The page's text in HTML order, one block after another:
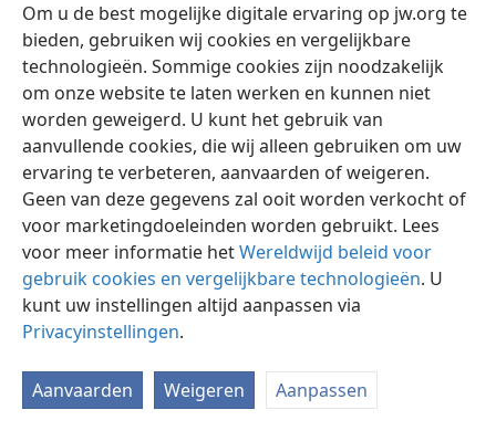
Om u de best mogelijke digitale ervaring op jw.org te
bieden, gebruiken wij cookies en vergelijkbare
technologieën. Sommige cookies zijn noodzakelijk
om onze website te laten werken en kunnen niet
worden geweigerd. U kunt het gebruik van
aanvullende cookies, die wij alleen gebruiken om uw
ervaring te verbeteren, aanvaarden of weigeren.
Geen van deze gegevens zal ooit worden verkocht of
voor marketingdoeleinden worden gebruikt. Lees
voor meer informatie hetWereldwijd beleid voor
gebruik cookies en vergelijkbare technologieën. U
kunt uw instellingen altijd aanpassen via
Privacyinstellingen.
Aanvaarden Weigeren Aanpassen
Nederlands Instellingen
Copyright © 2026 Watch Tower Bible and Tract Society of Pennsylvania
Gebruiksvoorwaarden Privacybeleid
JW.ORG
Inloggen